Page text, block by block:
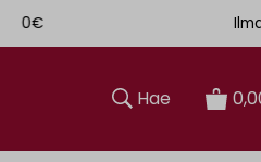
Ilmainen toimitus
Hae